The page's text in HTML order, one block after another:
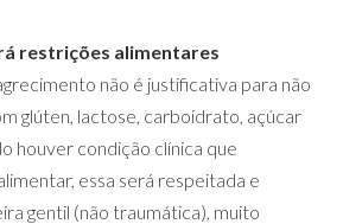
restrições alimentares
não é justificativa para não
glúten, lactose, carboidrato, açúcar
houver condição clínica que
essa será respeitada e
gentil (não traumática), muito